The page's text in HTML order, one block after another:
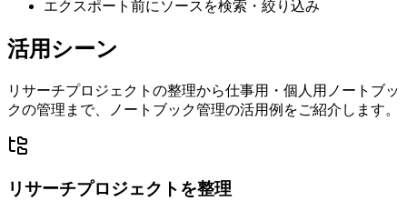
エクスポート前にソースを検索・絞り込み
活用シーン
リサーチプロジェクトの整理から仕事用・個人用ノートブッ
クの管理まで、ノートブック管理の活用例をご紹介します。
リサーチプロジェクトを整理